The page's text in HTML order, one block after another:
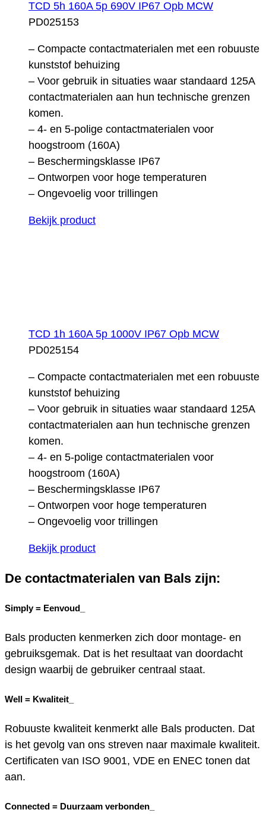
TCD 5h 160A 5p 690V IP67 Opb MCW
PD025153
– Compacte contactmaterialen met een robuuste
kunststof behuizing
– Voor gebruik in situaties waar standaard 125A
contactmaterialen aan hun technische grenzen
komen.
– 4- en 5-polige contactmaterialen voor
hoogstroom (160A)
– Beschermingsklasse IP67
– Ontworpen voor hoge temperaturen
– Ongevoelig voor trillingen
Bekijk product
TCD 1h 160A 5p 1000V IP67 Opb MCW
PD025154
– Compacte contactmaterialen met een robuuste
kunststof behuizing
– Voor gebruik in situaties waar standaard 125A
contactmaterialen aan hun technische grenzen
komen.
– 4- en 5-polige contactmaterialen voor
hoogstroom (160A)
– Beschermingsklasse IP67
– Ontworpen voor hoge temperaturen
– Ongevoelig voor trillingen
Bekijk product
De contactmaterialen van Bals zijn:
Simply = Eenvoud_
Bals producten kenmerken zich door montage- en
gebruiksgemak. Dat is het resultaat van doordacht
design waarbij de gebruiker centraal staat.
Well = Kwaliteit_
Robuuste kwaliteit kenmerkt alle Bals producten. Dat
is het gevolg van ons streven naar maximale kwaliteit.
Certificaten van ISO 9001, VDE en ENEC tonen dat
aan.
Connected = Duurzaam verbonden_